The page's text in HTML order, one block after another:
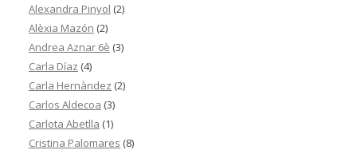
Alexandra Pinyol (2)
Alèxia Mazón (2)
Andrea Aznar 6è (3)
Carla Díaz (4)
Carla Hernàndez (2)
Carlos Aldecoa (3)
Carlota Abetlla (1)
Cristina Palomares (8)